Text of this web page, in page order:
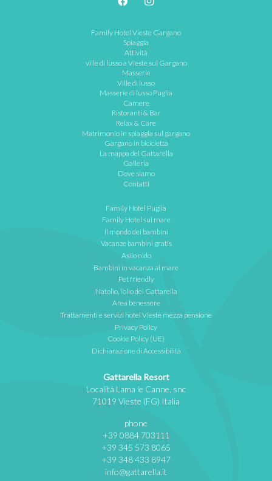
Family Hotel Vieste Gargano
Spiaggia
Attività
ville di lusso a Vieste sul Gargano
Masserie
Ville di lusso
Masserie di lusso Puglia
Camere
Ristoranti & Bar
Relax & Care
Matrimonio in spiaggia sul gargano
Gargano in bicicletta
La mappa del Gattarella
Galleria
Dove siamo
Contatti
Family Hotel Puglia
Family Hotel sul mare
Il mondo dei bambini
Vacanze bambini gratis
Asilo nido
Bambini in vacanza al mare
Pet friendly
Natolio, l’olio del Gattarella
Area benessere
Trattamenti e servizi hotel Vieste mezza pensione
Privacy Policy
Cookie Policy (UE)
Dichiarazione di Accessibilità
Gattarella Resort
Località Lama le Canne, snc
71019 Vieste (FG) Italia
phone
+39 0884 703111
+39 345 573 8065
+39 348 433 8947
info@gattarella.it